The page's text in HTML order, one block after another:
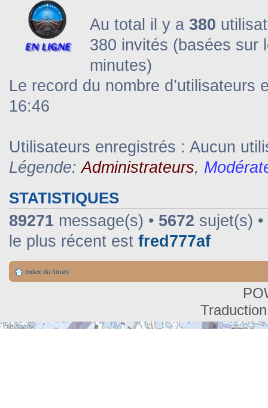
Au total il y a 380
380 invités (basées sur
minutes)
Le record du nombre d’utilisateurs
16:46
Utilisateurs enregistrés : Aucun
Légende:Administrateurs,
STATISTIQUES
89271 message(s) • 5672 sujet(s) •
le plus récent est fred777af
Index du forum